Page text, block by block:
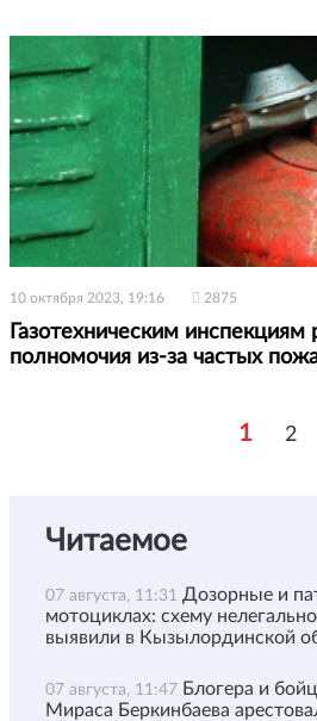
10 октября 2023, 19:16 2875
Газотехническим инспекциям
полномочия из-за частых
1 2
Читаемое
07 августа, 11:31 Дозорные и
мотоциклах: схему
выявили в Кызылординской
07 августа, 11:47 Блогера и
Мираса Беркинбаева